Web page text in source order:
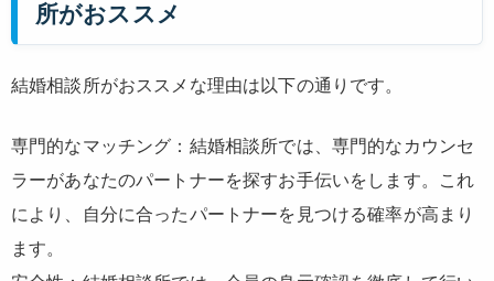
所がおススメ
結婚相談所がおススメな理由は以下の通りです。
専門的なマッチング：結婚相談所では、専門的なカウンセ
ラーがあなたのパートナーを探すお手伝いをします。これ
により、自分に合ったパートナーを見つける確率が高まり
ます。